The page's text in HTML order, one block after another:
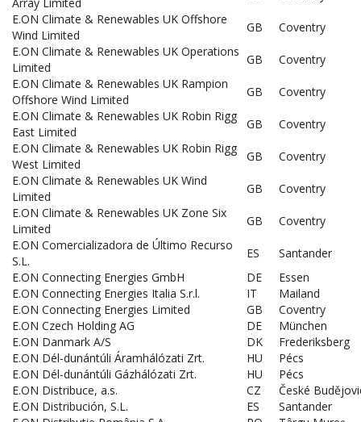
E.ON Climate & Renewables UK Offshore
Wind Limited
GB
Coventry
E.ON Climate & Renewables UK Operations
Limited
GB
Coventry
E.ON Climate & Renewables UK Rampion
Offshore Wind Limited
GB
Coventry
E.ON Climate & Renewables UK Robin Rigg
East Limited
GB
Coventry
E.ON Climate & Renewables UK Robin Rigg
West Limited
GB
Coventry
E.ON Climate & Renewables UK Wind
Limited
GB
Coventry
E.ON Climate & Renewables UK Zone Six
Limited
GB
Coventry
E.ON Comercializadora de Último Recurso
S.L.
ES
Santander
E.ON Connecting Energies GmbH
DE
Essen
E.ON Connecting Energies Italia S.r.l.
IT
Mailand
E.ON Connecting Energies Limited
GB
Coventry
E.ON Czech Holding AG
DE
München
E.ON Danmark A/S
DK
Frederiksberg
E.ON Dél-dunántúli Áramhálózati Zrt.
HU
Pécs
E.ON Dél-dunántúli Gázhálózati Zrt.
HU
Pécs
E.ON Distribuce, a.s.
CZ
České
E.ON Distribución, S.L.
ES
Santander